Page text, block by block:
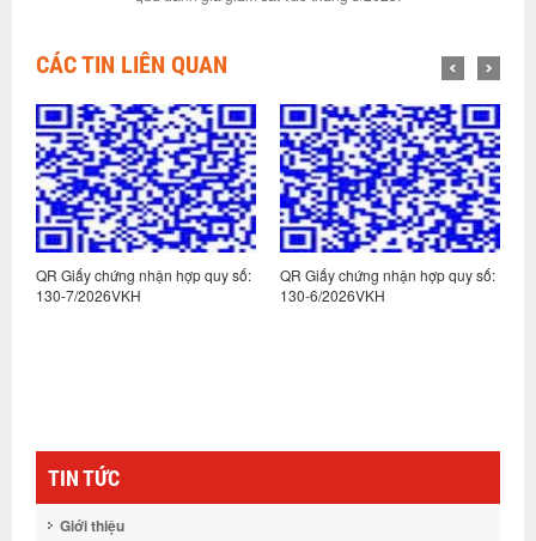
CÁC TIN LIÊN QUAN
QR Giấy chứng nhận hợp quy số:
130-7/2026VKH
QR Giấy chứng nhận hợp quy số:
130-6/2026VKH
TIN TỨC
Giới thiệu